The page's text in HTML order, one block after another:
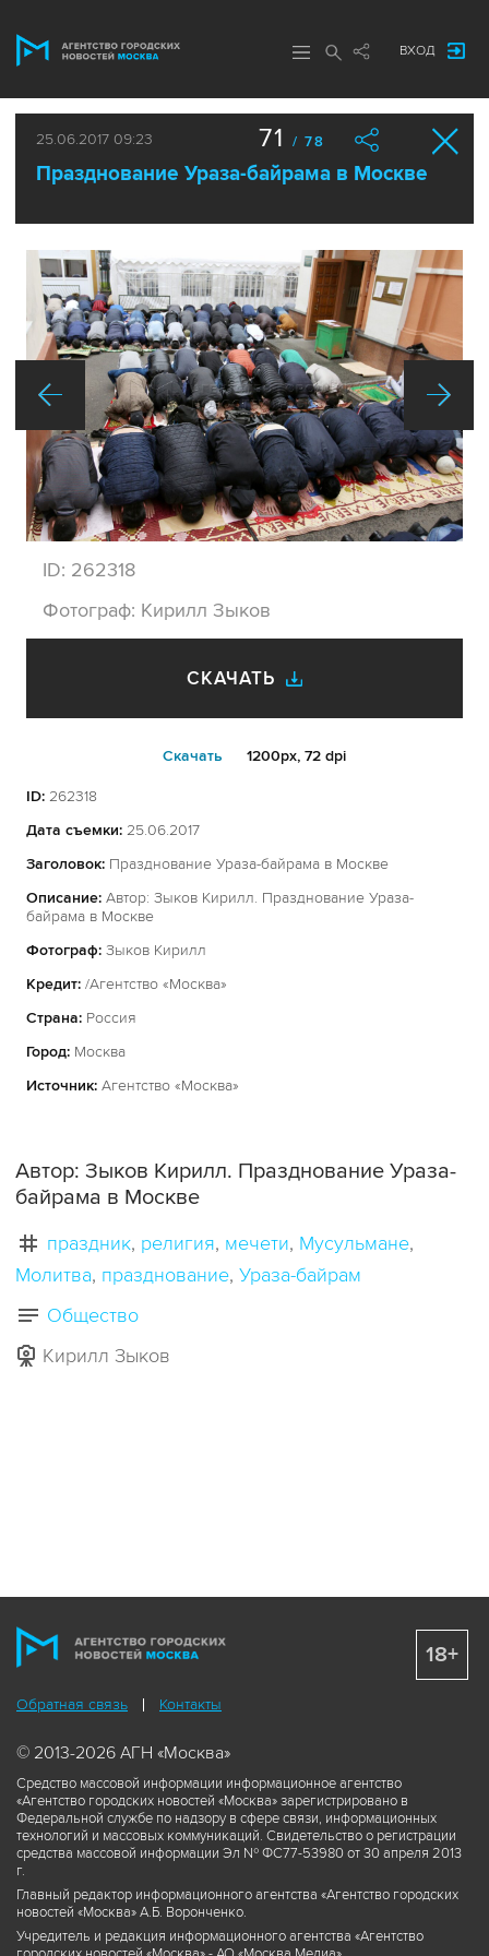
ВХОД
25.06.2017 09:23
Празднование Ураза-байрама в Москве
71 / 78
ID: 262318
Фотограф: Кирилл Зыков
СКАЧАТЬ
Cкачать 1200px, 72 dpi
ID: 262318
Дата съемки: 25.06.2017
Заголовок: Празднование Ураза-байрама в Москве
Описание: Автор: Зыков Кирилл. Празднование Ураза-
байрама в Москве
Фотограф: Зыков Кирилл
Кредит: /Агентство «Москва»
Страна: Россия
Город: Москва
Источник: Агентство «Москва»
Автор: Зыков Кирилл. Празднование Ураза-
байрама в Москве
праздник религия мечети Мусульмане
Молитва празднование Ураза-байрам
Общество
Кирилл Зыков
Обратная связь Контакты
© 2013-2026 АГН «Москва»
Средство массовой информации информационное агентство
«Агентство городских новостей «Москва» зарегистрировано в
Федеральной службе по надзору в сфере связи, информационных
технологий и массовых коммуникаций. Свидетельство о регистрации
средства массовой информации Эл № ФС77-53980 от 30 апреля 2013
г.
Главный редактор информационного агентства «Агентство городских
новостей «Москва» А.Б. Воронченко.
Учредитель и редакция информационного агентства «Агентство
18+